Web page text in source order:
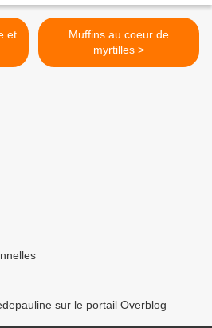
Muffins au coeur de
myrtilles >
sur le portail Overblog